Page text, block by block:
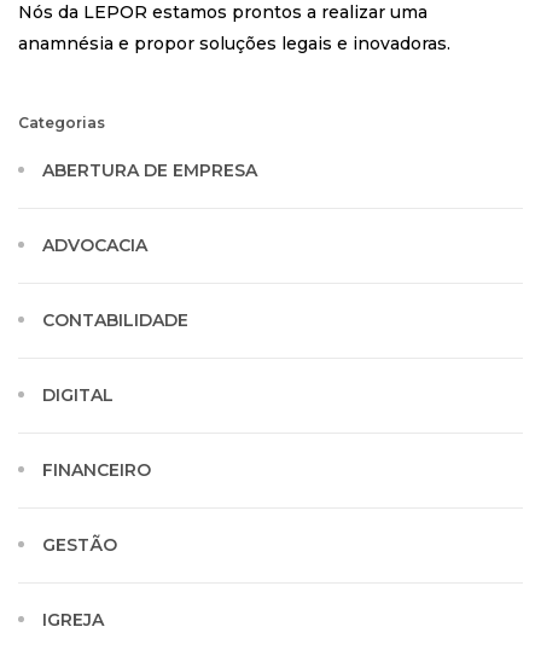
Nós da LEPOR estamos prontos a realizar uma
anamnésia e propor soluções legais e inovadoras.
Categorias
ABERTURA DE EMPRESA
ADVOCACIA
CONTABILIDADE
DIGITAL
FINANCEIRO
GESTÃO
IGREJA